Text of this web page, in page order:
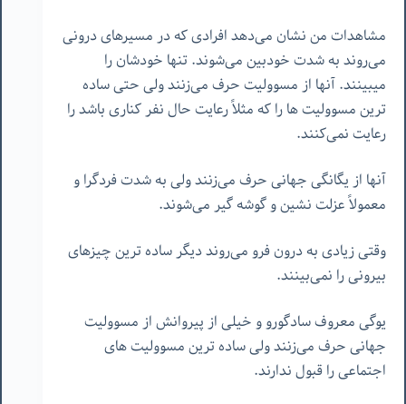
مشاهدات من نشان می‌دهد افرادی که در مسیرهای درونی
می‌روند به شدت خودبین می‌شوند. تنها خودشان را
میبینند. آنها از مسوولیت حرف می‌زنند ولی حتی ساده
ترین مسوولیت ها را که مثلاً رعایت حال نفر کناری باشد را
رعایت نمی‌کنند.
آنها از یگانگی جهانی حرف می‌زنند ولی به شدت فردگرا و
معمولاً عزلت نشین و گوشه گیر می‌شوند.
وقتی زیادی به درون فرو می‌روند دیگر ساده ترین چیزهای
بیرونی را نمی‌بینند.
یوگی معروف سادگورو و خیلی از پیروانش از مسوولیت
جهانی حرف می‌زنند ولی ساده ترین مسوولیت های
اجتماعی را قبول ندارند.